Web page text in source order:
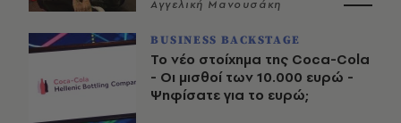
Αγγελική Μανουσάκη
BUSINESS BACKSTAGE
Το νέο στοίχημα της Coca-Cola
- Οι μισθοί των 10.000 ευρώ -
Ψηφίσατε για το ευρώ;